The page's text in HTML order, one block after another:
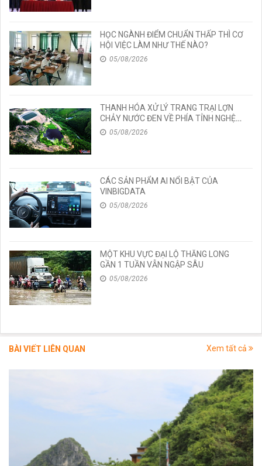
HỌC NGÀNH ĐIỂM CHUẨN THẤP THÌ CƠ
HỘI VIỆC LÀM NHƯ THẾ NÀO?
05/08/2026
THANH HÓA XỬ LÝ TRANG TRẠI LỢN
CHẢY NƯỚC ĐEN VỀ PHÍA TỈNH NGHỆ
AN05/08/2026
CÁC SẢN PHẨM AI NỔI BẬT CỦA
VINBIGDATA
05/08/2026
MỘT KHU VỰC ĐẠI LỘ THĂNG LONG
GẦN 1 TUẦN VẪN NGẬP SÂU
05/08/2026
BÀI VIẾT LIÊN QUAN Xem tất cả